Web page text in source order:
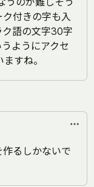
付きの字も入
ク語の文字30字
ようにアクセ
すね。
るしかないで